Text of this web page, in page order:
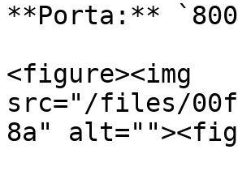
**Porta:**
<figure><img
src="/files/
8a"